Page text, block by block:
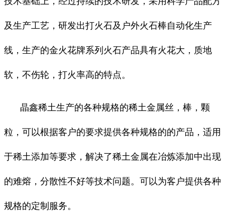
及生产工艺，研发出打火石及户外火石棒自动化生产
线，生产的金火花牌系列火石产品具有火花大，质地
软，不伤轮，打火率高的特点。
晶鑫稀土生产的各种规格的稀土金属丝，棒，颗
粒，可以根据客户的要求提供各种规格的的产品，适用
于稀土添加等要求，解决了稀土金属在冶炼添加中出现
的难熔，分散性不好等技术问题。可以为客户提供各种
规格的定制服务。